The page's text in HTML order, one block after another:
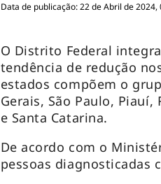
Data de publicação: 22 de Abril de
O Distrito Federal
tendência de redução
estados compõem o
Gerais, São Paulo,
e Santa Catarina.
De acordo com o
pessoas diagnosticadas